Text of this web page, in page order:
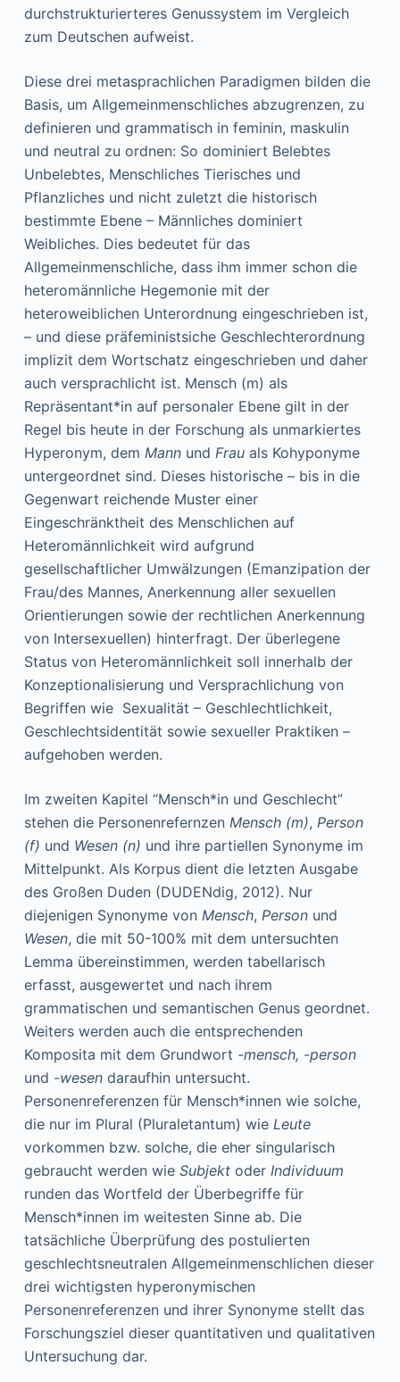
durchstrukturierteres Genussystem im Vergleich
zum Deutschen aufweist.
Diese drei metasprachlichen Paradigmen bilden die
Basis, um Allgemeinmenschliches abzugrenzen, zu
definieren und grammatisch in feminin, maskulin
und neutral zu ordnen: So dominiert Belebtes
Unbelebtes, Menschliches Tierisches und
Pflanzliches und nicht zuletzt die historisch
bestimmte Ebene – Männliches dominiert
Weibliches. Dies bedeutet für das
Allgemeinmenschliche, dass ihm immer schon die
heteromännliche Hegemonie mit der
heteroweiblichen Unterordnung eingeschrieben ist,
– und diese präfeministsiche Geschlechterordnung
implizit dem Wortschatz eingeschrieben und daher
auch versprachlicht ist. Mensch (m) als
Repräsentant*in auf personaler Ebene gilt in der
Regel bis heute in der Forschung als unmarkiertes
Hyperonym, dem Mannund Frauals Kohyponyme
untergeordnet sind. Dieses historische – bis in die
Gegenwart reichende Muster einer
Eingeschränktheit des Menschlichen auf
Heteromännlichkeit wird aufgrund
gesellschaftlicher Umwälzungen (Emanzipation der
Frau/des Mannes, Anerkennung aller sexuellen
Orientierungen sowie der rechtlichen Anerkennung
von Intersexuellen) hinterfragt. Der überlegene
Status von Heteromännlichkeit soll innerhalb der
Konzeptionalisierung und Versprachlichung von
Begriffen wie Sexualität – Geschlechtlichkeit,
Geschlechtsidentität sowie sexueller Praktiken –
aufgehoben werden.
Im zweiten Kapitel “Mensch*in und Geschlecht”
stehen die Personenrefernzen Mensch (m), Person
(f) und Wesen (n) und ihre partiellen Synonyme im
Mittelpunkt. Als Korpus dient die letzten Ausgabe
des Großen Duden (DUDENdig, 2012). Nur
diejenigen Synonyme von Mensch, Personund
Wesen, die mit 50-100% mit dem untersuchten
Lemma übereinstimmen, werden tabellarisch
erfasst, ausgewertet und nach ihrem
grammatischen und semantischen Genus geordnet.
Weiters werden auch die entsprechenden
Komposita mit dem Grundwort -mensch, -person
und -wesen daraufhin untersucht.
Personenreferenzen für Mensch*innen wie solche,
die nur im Plural (Pluraletantum) wie Leute
vorkommen bzw. solche, die eher singularisch
gebraucht werden wie Subjekt oder Individuum
runden das Wortfeld der Überbegriffe für
Mensch*innen im weitesten Sinne ab. Die
tatsächliche Überprüfung des postulierten
geschlechtsneutralen Allgemeinmenschlichen dieser
drei wichtigsten hyperonymischen
Personenreferenzen und ihrer Synonyme stellt das
Forschungsziel dieser quantitativen und qualitativen
Untersuchung dar.